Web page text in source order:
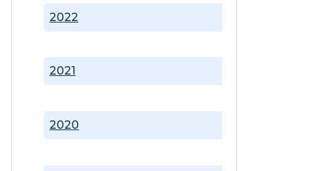
2020
2021
2022